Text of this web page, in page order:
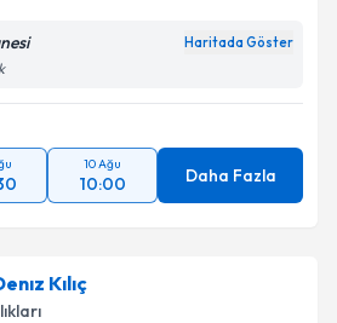
Haritada Göster
10 Ağu
10:00 Daha Fazla
Kılıç